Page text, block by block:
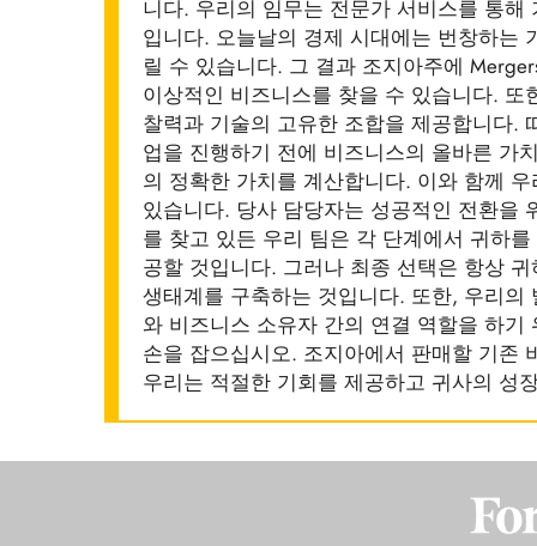
니다. 우리의 임무는 전문가 서비스를 통
입니다. 오늘날의 경제 시대에는 번창하는
릴 수 있습니다. 그 결과 조지아주에
이상적인 비즈니스를 찾을 수 있습니다.
찰력과 기술의 고유한 조합을 제공합니다.
업을 진행하기 전에 비즈니스의 올바른 가
의 정확한 가치를 계산합니다. 이와 함께
있습니다. 당사 담당자는 성공적인 전환을
를 찾고 있든 우리 팀은 각 단계에서 귀하
공할 것입니다. 그러나 최종 선택은 항상
생태계를 구축하는 것입니다. 또한, 우리
와 비즈니스 소유자 간의 연결 역할을 하
손을 잡으십시오. 조지아에서 판매할 기존
우리는 적절한 기회를 제공하고 귀사의 성